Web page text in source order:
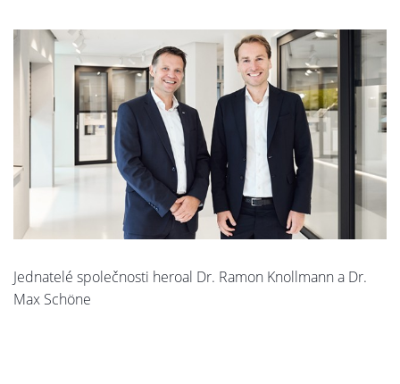
Jednatelé společnosti heroal Dr. Ramon Knollmann a Dr.
Max Schöne